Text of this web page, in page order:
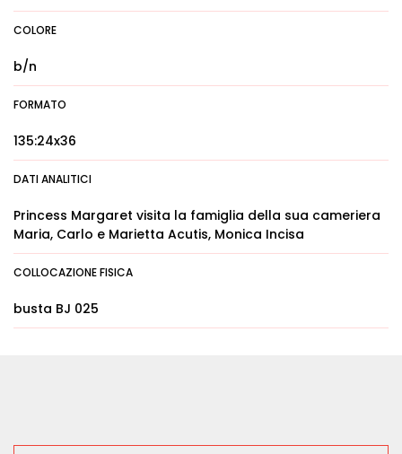
COLORE
b/n
FORMATO
135:24x36
DATI ANALITICI
Princess Margaret visita la famiglia della sua cameriera
Maria, Carlo e Marietta Acutis, Monica Incisa
COLLOCAZIONE FISICA
busta BJ 025